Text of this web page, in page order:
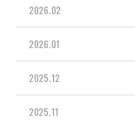
2026.02
2026.01
2025.12
2025.11